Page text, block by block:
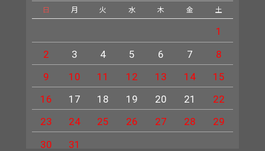
日 月 火 水 木 金 土
1
2
3 4 5 6 7
8
9
10 11 12 13 14
15
16
17 18 19 20 21
22
23
24 25 26 27 28
29
30
31